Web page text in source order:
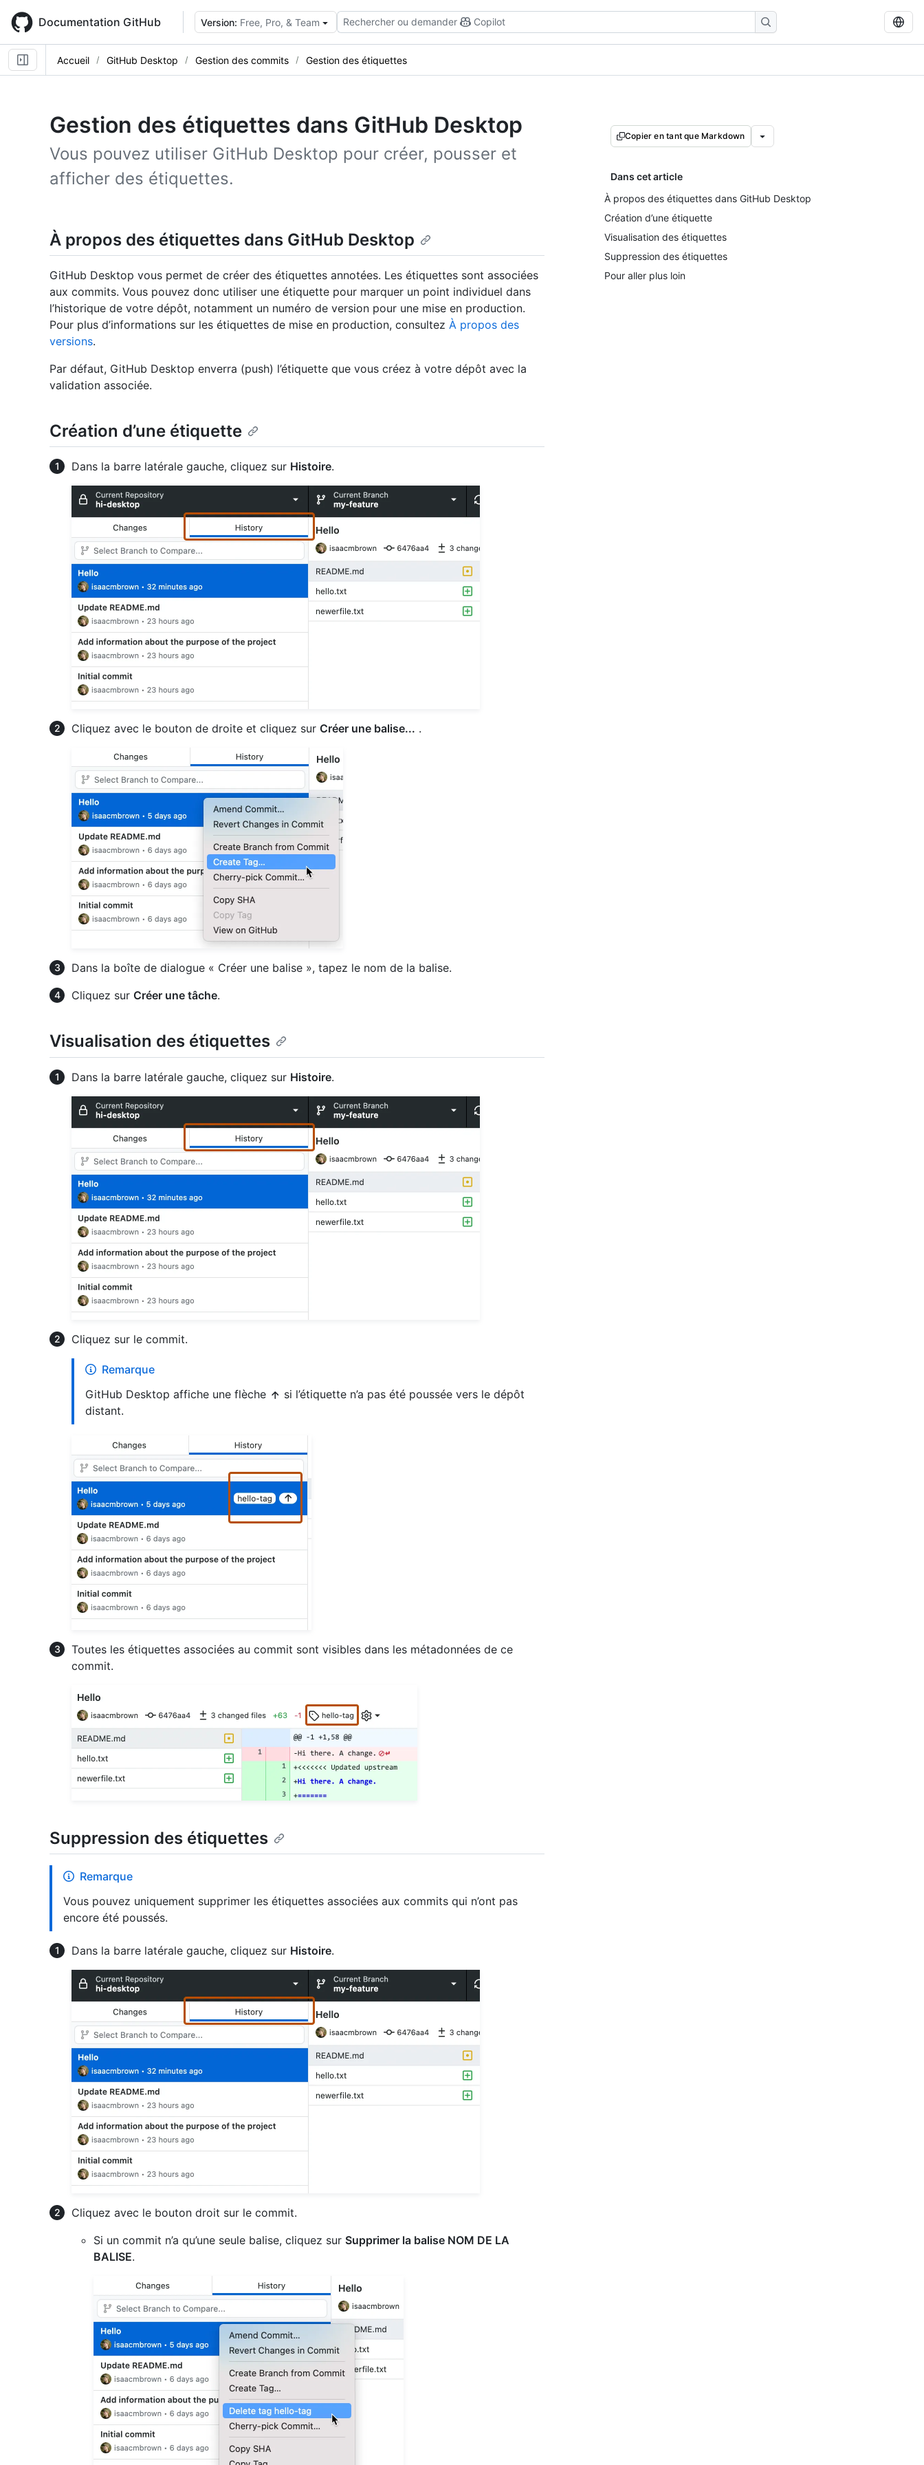
main
content
Documentation GitHub Version: Free, Pro, & Team Rechercher ou demander Copilot
Accueil GitHub Desktop Gestion des commits Gestion des étiquettes
Gestion des étiquettes dans GitHub Desktop
Vous pouvez utiliser GitHub Desktop pour créer, pousser et
afficher des étiquettes.
Copier en tant que Markdown
Dans cet article
À propos des étiquettes dans GitHub Desktop
Création d’une étiquette
Visualisation des étiquettes
Suppression des étiquettes
Pour aller plus loin
À propos des étiquettes dans GitHub Desktop
GitHub Desktop vous permet de créer des étiquettes annotées. Les étiquettes sont associées
aux commits. Vous pouvez donc utiliser une étiquette pour marquer un point individuel dans
l’historique de votre dépôt, notamment un numéro de version pour une mise en production.
Pour plus d’informations sur les étiquettes de mise en production, consultez À propos des
versions.
Par défaut, GitHub Desktop enverra (push) l’étiquette que vous créez à votre dépôt avec la
validation associée.
Création d’une étiquette
Dans la barre latérale gauche, cliquez sur Histoire.
Cliquez avec le bouton de droite et cliquez sur Créer une balise... .
Dans la boîte de dialogue « Créer une balise », tapez le nom de la balise.
Cliquez sur Créer une tâche.
Visualisation des étiquettes
Dans la barre latérale gauche, cliquez sur Histoire.
Cliquez sur le commit.
Remarque
GitHub Desktop affiche une flèche
si l’étiquette n’a pas été poussée vers le dépôt
distant.
Toutes les étiquettes associées au commit sont visibles dans les métadonnées de ce
commit.
Suppression des étiquettes
Remarque
Vous pouvez uniquement supprimer les étiquettes associées aux commits qui n’ont pas
encore été poussés.
Dans la barre latérale gauche, cliquez sur Histoire.
Cliquez avec le bouton droit sur le commit.
Si un commit n’a qu’une seule balise, cliquez sur Supprimer la balise NOM DE LA
BALISE.